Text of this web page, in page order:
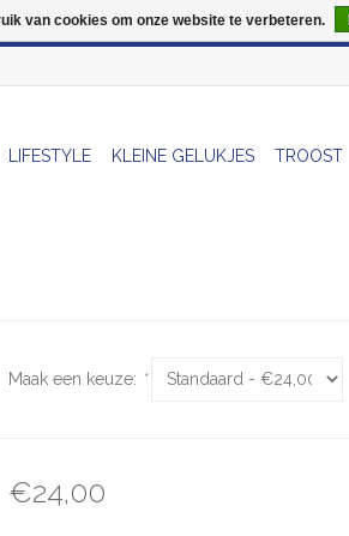
LIFESTYLE KLEINE GELUKJES TROOST
Maak een keuze: *
€24,00
van cookies om onze website te verbeteren.
gesloten op Do 06/08 en Do 13/08